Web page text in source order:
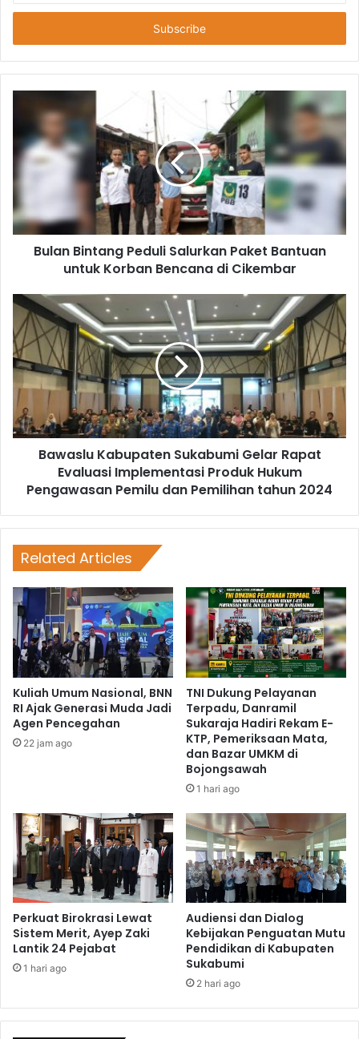
Anda
Bulan Bintang Peduli Salurkan Paket Bantuan
untuk Korban Bencana di Cikembar
Bawaslu Kabupaten Sukabumi Gelar Rapat
Evaluasi Implementasi Produk Hukum
Pengawasan Pemilu dan Pemilihan tahun 2024
Related Articles
Kuliah Umum Nasional, BNN
RI Ajak Generasi Muda Jadi
Agen Pencegahan
22 jam ago
TNI Dukung Pelayanan
Terpadu, Danramil
Sukaraja Hadiri Rekam E-
KTP, Pemeriksaan Mata,
dan Bazar UMKM di
Bojongsawah
1 hari ago
Perkuat Birokrasi Lewat
Sistem Merit, Ayep Zaki
Lantik 24 Pejabat
1 hari ago
Audiensi dan Dialog
Kebijakan Penguatan Mutu
Pendidikan di Kabupaten
Sukabumi
2 hari ago